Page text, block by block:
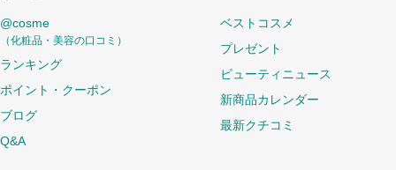
@cosme
（化粧品・美容の口コミ）
ランキング
ポイント・クーポン
ブログ
Q&A
ベストコスメ
プレゼント
ビューティニュース
新商品カレンダー
最新クチコミ